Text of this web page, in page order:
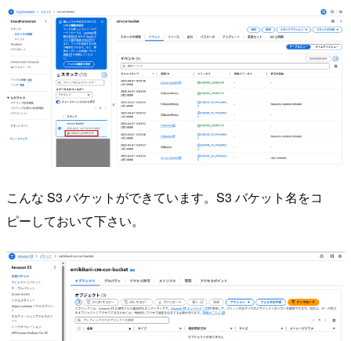
こんな S3 バケットができています。S3 バケット名をコ
ピーしておいて下さい。